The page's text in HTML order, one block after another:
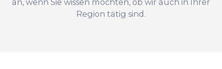
Region tätig sind.